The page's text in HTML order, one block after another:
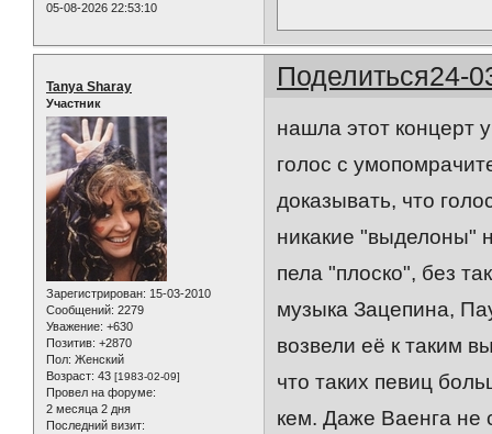
05-08-2026 22:53:10
Поделиться24-
Tanya Sharay
Участник
Зарегистрирован: 15-03-2010
Сообщений: 2279
Уважение: +630
Позитив: +2870
Пол: Женский
Возраст: 43 [1983-02-09]
Провел на форуме:
2 месяца 2 дня
Последний визит:
нашла этот концерт
голос с
доказывать, что
никакие "выделоны"
пела "плоско", без
музыка Зацепина,
возвели её к таким
что таких певиц
кем. Даже Ваенга не